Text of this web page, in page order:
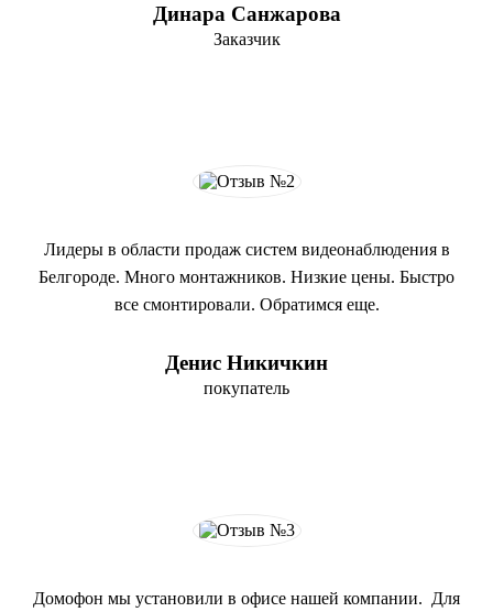
Динара Санжарова
Заказчик
Лидеры в области продаж систем видеонаблюдения в
Белгороде. Много монтажников. Низкие цены. Быстро
все смонтировали. Обратимся еще.
Денис Никичкин
покупатель
Домофон мы установили в офисе нашей компании. Для